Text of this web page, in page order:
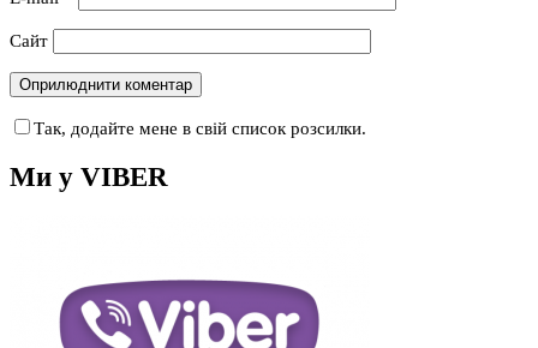
Сайт
Так, додайте мене в свій список розсилки.
Ми у VIBER